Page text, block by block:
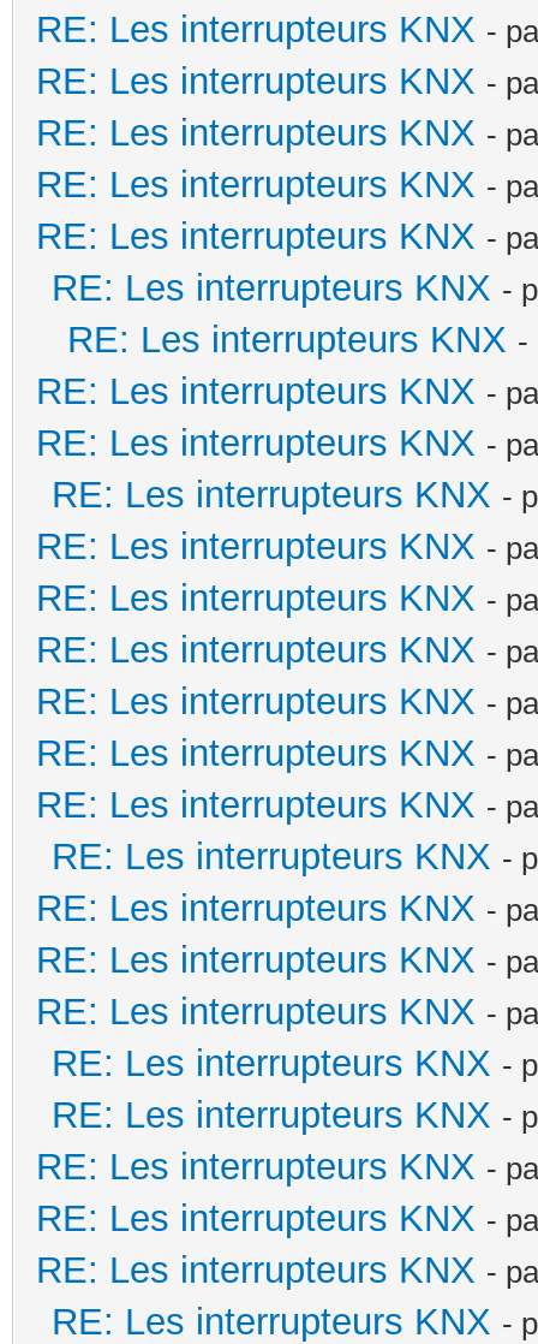
RE: Les interrupteurs KNX -
RE: Les interrupteurs KNX -
RE: Les interrupteurs KNX -
RE: Les interrupteurs KNX -
RE: Les interrupteurs KNX -
RE: Les interrupteurs KNX -
RE: Les interrupteurs KNX -
RE: Les interrupteurs KNX -
RE: Les interrupteurs KNX -
RE: Les interrupteurs KNX -
RE: Les interrupteurs KNX -
RE: Les interrupteurs KNX -
RE: Les interrupteurs KNX -
RE: Les interrupteurs KNX -
RE: Les interrupteurs KNX -
RE: Les interrupteurs KNX -
RE: Les interrupteurs KNX -
RE: Les interrupteurs KNX -
RE: Les interrupteurs KNX -
RE: Les interrupteurs KNX -
RE: Les interrupteurs KNX -
RE: Les interrupteurs KNX -
RE: Les interrupteurs KNX -
RE: Les interrupteurs KNX -
RE: Les interrupteurs KNX -
RE: Les interrupteurs KNX -